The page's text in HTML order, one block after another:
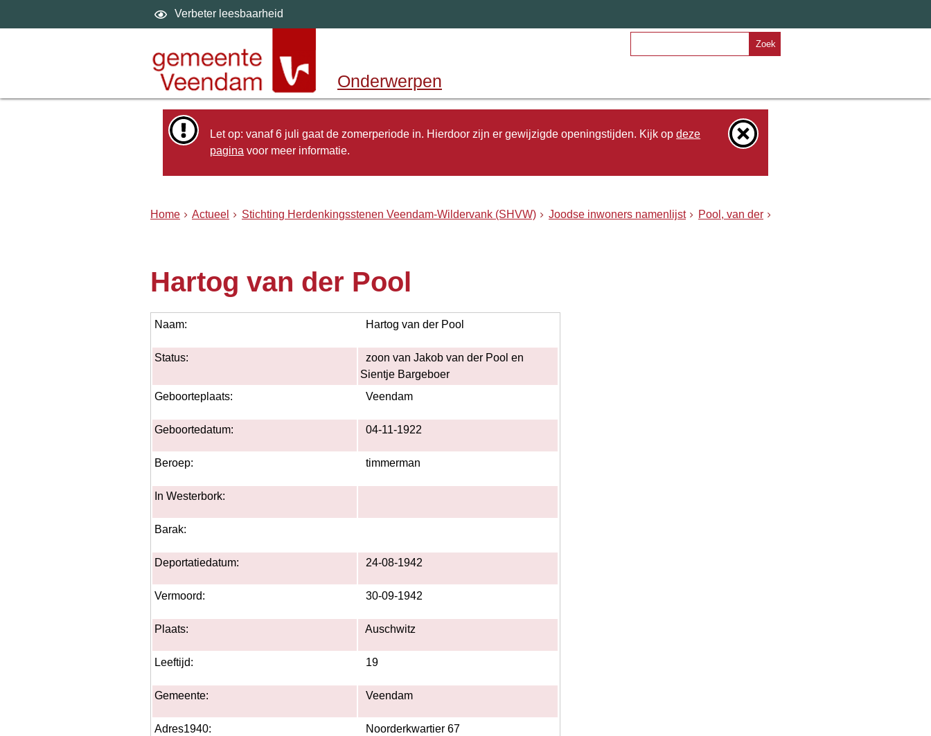
Verbeter leesbaarheid
Zoek
Onderwerpen
Let op: vanaf 6 juli gaat de zomerperiode in. Hierdoor zijn er gewijzigde openingstijden. Kijk opdeze
pagina voor meer informatie.
Home Actueel Stichting Herdenkingsstenen Veendam-Wildervank (SHVW) Joodse inwoners namenlijst Pool, van der
Hartog van der Pool
Naam: Hartog van der Pool
Status:
zoon van Jakob van der Pool en
Sientje Bargeboer
Geboorteplaats:
Veendam
Geboortedatum: 04-11-1922
Beroep: timmerman
In Westerbork:
Barak:
Deportatiedatum: 24-08-1942
Vermoord: 30-09-1942
Plaats: Auschwitz
Leeftijd: 19
Gemeente: Veendam
Adres1940: Noorderkwartier 67